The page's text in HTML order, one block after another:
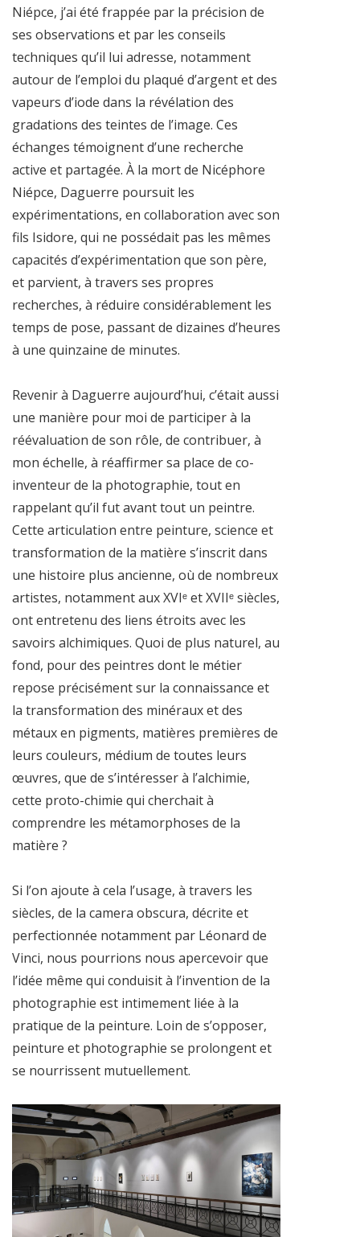
Niépce, j’ai été frappée par la précision de
ses observations et par les conseils
techniques qu’il lui adresse, notamment
autour de l’emploi du plaqué d’argent et des
vapeurs d’iode dans la révélation des
gradations des teintes de l’image. Ces
échanges témoignent d’une recherche
active et partagée. À la mort de Nicéphore
Niépce, Daguerre poursuit les
expérimentations, en collaboration avec son
fils Isidore, qui ne possédait pas les mêmes
capacités d’expérimentation que son père,
et parvient, à travers ses propres
recherches, à réduire considérablement les
temps de pose, passant de dizaines d’heures
à une quinzaine de minutes.
Revenir à Daguerre aujourd’hui, c’était aussi
une manière pour moi de participer à la
réévaluation de son rôle, de contribuer, à
mon échelle, à réaffirmer sa place de co-
inventeur de la photographie, tout en
rappelant qu’il fut avant tout un peintre.
Cette articulation entre peinture, science et
transformation de la matière s’inscrit dans
une histoire plus ancienne, où de nombreux
artistes, notamment aux XVIᵉ et XVIIᵉ siècles,
ont entretenu des liens étroits avec les
savoirs alchimiques. Quoi de plus naturel, au
fond, pour des peintres dont le métier
repose précisément sur la connaissance et
la transformation des minéraux et des
métaux en pigments, matières premières de
leurs couleurs, médium de toutes leurs
œuvres, que de s’intéresser à l’alchimie,
cette proto-chimie qui cherchait à
comprendre les métamorphoses de la
matière ?
Si l’on ajoute à cela l’usage, à travers les
siècles, de la camera obscura, décrite et
perfectionnée notamment par Léonard de
Vinci, nous pourrions nous apercevoir que
l’idée même qui conduisit à l’invention de la
photographie est intimement liée à la
pratique de la peinture. Loin de s’opposer,
peinture et photographie se prolongent et
se nourrissent mutuellement.